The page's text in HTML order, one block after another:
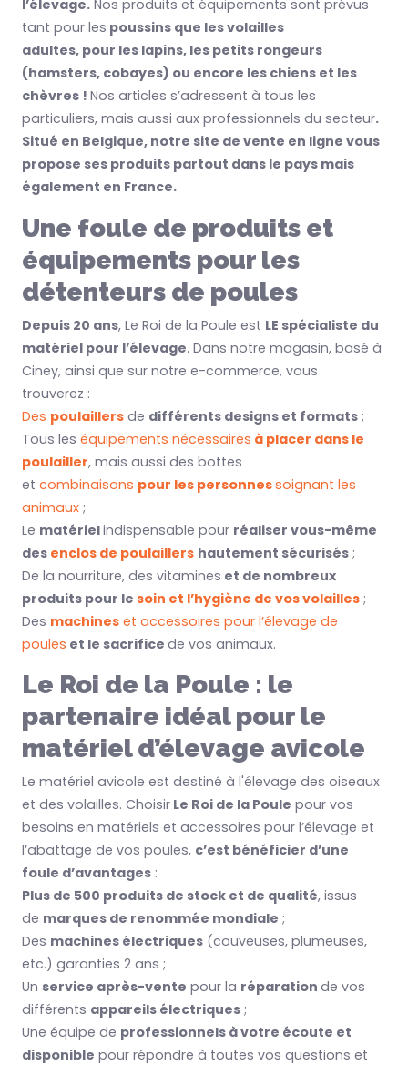
l’élevage. Nos produits et équipements sont prévus
tant pour les poussins que les volailles
adultes, pour les lapins, les petits rongeurs
(hamsters, cobayes) ou encore les chiens et les
chèvres ! Nos articles s’adressent à tous les
particuliers, mais aussi aux professionnels du secteur.
Situé en Belgique, notre site de vente en ligne vous
propose ses produits partout dans le pays mais
également en France.
Une foule de produits et
équipements pour les
détenteurs de poules
Depuis 20 ans, Le Roi de la Poule est LE spécialiste du
matériel pour l’élevage. Dans notre magasin, basé à
Ciney, ainsi que sur notre e-commerce, vous
trouverez :
Des poulaillers de différents designs et formats ;
Tous les équipements nécessaires à placer dans le
poulailler, mais aussi des bottes
et combinaisons pour les personnessoignant les
animaux ;
Le matérielindispensable pour réaliser vous-même
des enclos de poulaillers hautement sécurisés ;
De la nourriture, des vitamines et de nombreux
produits pour le soin et l’hygiène de vos volailles ;
Des machines et accessoires pour l’élevage de
poules et le sacrifice de vos animaux.
Le Roi de la Poule : le
partenaire idéal pour le
matériel d’élevage avicole
Le matériel avicole est destiné à l'élevage des oiseaux
et des volailles. Choisir Le Roi de la Poule pour vos
besoins en matériels et accessoires pour l’élevage et
l’abattage de vos poules, c’est bénéficier d’une
foule d’avantages :
Plus de 500 produits de stock et de qualité, issus
de marques de renommée mondiale ;
Des machines électriques (couveuses, plumeuses,
etc.) garanties 2 ans ;
Un service après-vente pour la réparation de vos
différents appareils électriques ;
Une équipe de professionnels à votre écoute et
disponible pour répondre à toutes vos questions et